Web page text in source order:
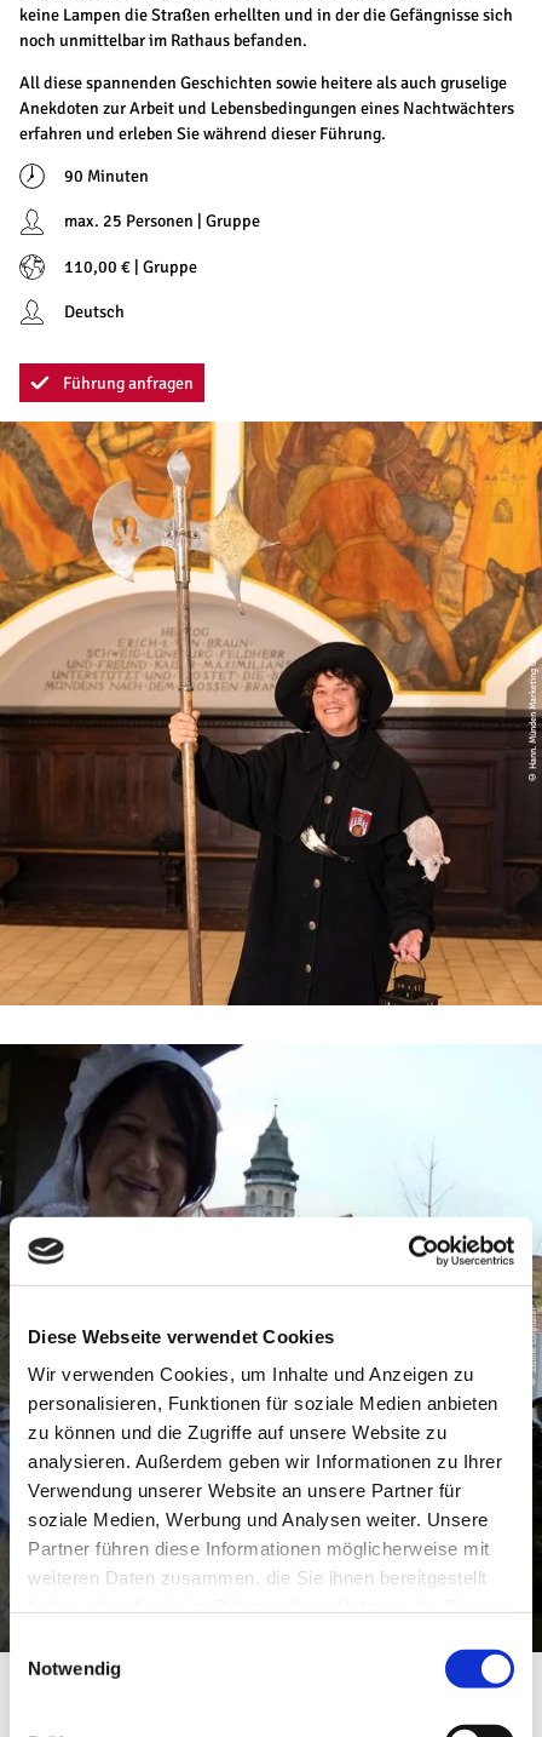
Diese Webseite verwendet Cookies
Wir verwenden Cookies, um Inhalte und Anzeigen zu
personalisieren, Funktionen für soziale Medien anbieten
zu können und die Zugriffe auf unsere Website zu
analysieren. Außerdem geben wir Informationen zu Ihrer
Verwendung unserer Website an unsere Partner für
soziale Medien, Werbung und Analysen weiter. Unsere
Partner führen diese Informationen möglicherweise mit
weiteren Daten zusammen, die Sie ihnen bereitgestellt
Notwendig
keine Lampen die Straßen erhellten und in der die Gefängnisse sich
noch unmittelbar im Rathaus befanden.
All diese spannenden Geschichten sowie heitere als auch gruselige
Anekdoten zur Arbeit und Lebensbedingungen eines Nachtwächters
erfahren und erleben Sie während dieser Führung.
90 Minuten
max. 25 Personen | Gruppe
110,00 € | Gruppe
Deutsch
Führung anfragen
© Hann. Münden Marketing GmbH
© Sabine Lohmann